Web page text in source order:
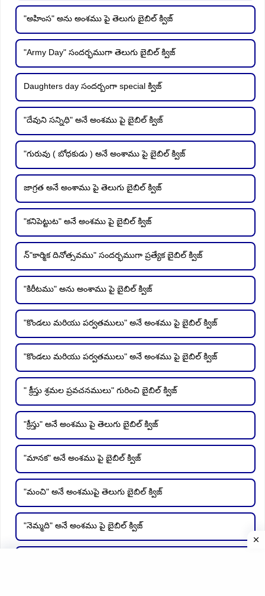
"అహింస" అను అంశము పై తెలుగు బైబిల్ క్విజ్
"Army Day" సందర్భముగా తెలుగు బైబిల్ క్విజ్
Daughters day సందర్బంగా special క్విజ్
"దేవుని సన్నిధి" అనే అంశము పై బైబిల్ క్విజ్
"గురువు ( బోధకుడు ) అనే అంశాము పై బైబిల్ క్విజ్
జాగ్రత అనే అంశాము పై తెలుగు బైబిల్ క్విజ్
"కనిపెట్టుట" అనే అంశము పై బైబిల్ క్విజ్
న్"కార్మిక దినోత్సవము" సందర్భముగా ప్రత్యేక బైబిల్ క్విజ్
"కిరీటము" అను అంశాము పై బైబిల్ క్విజ్
"కొండలు మరియు పర్వతములు" అనే అంశము పై బైబిల్ క్విజ్
"కొండలు మరియు పర్వతములు" అనే అంశము పై బైబిల్ క్విజ్
" క్రీస్తు శ్రమల ప్రవచనములు" గురించి బైబిల్ క్విజ్
"క్రీస్తు" అనే అంశము పై తెలుగు బైబిల్ క్విజ్
"మానక" అనే అంశము పై బైబిల్ క్విజ్
"మంచి" అనే అంశముపై తెలుగు బైబిల్ క్విజ్
"నెమ్మది" అనే అంశము పై బైబిల్ క్విజ్